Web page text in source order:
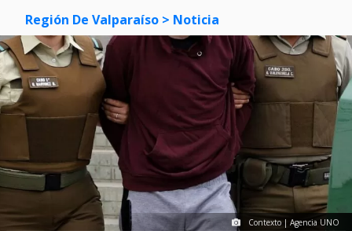
Región De Valparaíso > Noticia
Contexto | Agencia UNO